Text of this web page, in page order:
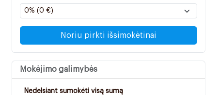
Noriu pirkti išsimokėtinai
Mokėjimo galimybės
Nedelsiant sumokėti visą sumą